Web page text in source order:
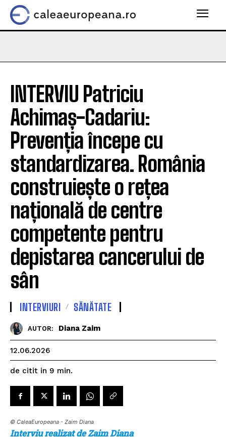
INTERVIU Patriciu
Achimaș-Cadariu:
Prevenția începe cu
standardizarea. România
construiește o rețea
națională de centre
competente pentru
depistarea cancerului de
sân
INTERVIURI SĂNĂTATE
AUTOR: Diana Zaim
12.06.2026
de citit in 9 min.
© CaleaEuropeana - Zaim Diana
Interviu realizat de Zaim Diana